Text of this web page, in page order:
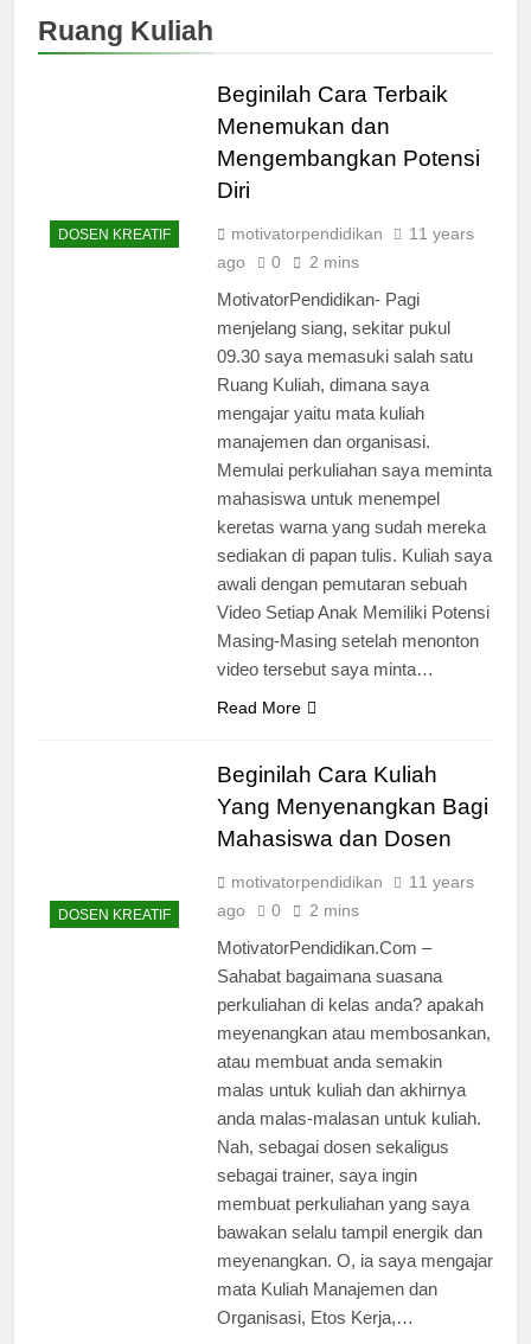
Ruang Kuliah
DOSEN KREATIF
Beginilah Cara Terbaik
Menemukan dan
Mengembangkan Potensi
Diri
motivatorpendidikan
11 years
ago
0 2 mins
MotivatorPendidikan- Pagi
menjelang siang, sekitar pukul
09.30 saya memasuki salah satu
Ruang Kuliah, dimana saya
mengajar yaitu mata kuliah
manajemen dan organisasi.
Memulai perkuliahan saya meminta
mahasiswa untuk menempel
keretas warna yang sudah mereka
sediakan di papan tulis. Kuliah saya
awali dengan pemutaran sebuah
Video Setiap Anak Memiliki Potensi
Masing-Masing setelah menonton
video tersebut saya minta…
Read More
DOSEN KREATIF
Beginilah Cara Kuliah
Yang Menyenangkan Bagi
Mahasiswa dan Dosen
motivatorpendidikan
11 years
ago
0 2 mins
MotivatorPendidikan.Com –
Sahabat bagaimana suasana
perkuliahan di kelas anda? apakah
meyenangkan atau membosankan,
atau membuat anda semakin
malas untuk kuliah dan akhirnya
anda malas-malasan untuk kuliah.
Nah, sebagai dosen sekaligus
sebagai trainer, saya ingin
membuat perkuliahan yang saya
bawakan selalu tampil energik dan
meyenangkan. O, ia saya mengajar
mata Kuliah Manajemen dan
Organisasi, Etos Kerja,…